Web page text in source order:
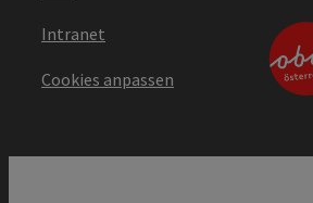
Intranet
Cookies anpassen